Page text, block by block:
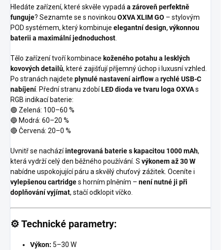
Hledáte zařízení, které skvěle vypadá a zároveň perfektně
funguje? Seznamte se s novinkou OXVA XLIM GO – stylovým
POD systémem, který kombinuje elegantní design, výkonnou
baterii a maximální jednoduchost
Tělo zařízení tvoří kombinace koženého potahu a lesklých
kovových detailů, které zajišťují příjemný úchop i luxusní vzhled.
Po stranách najdete plynulé nastavení airflowa rychlé USB-C
nabíjení. Přední stranu zdobíLED dioda ve tvaru loga OXVAs
RGB indikací baterie:
🟢 Zelená: 100–60 %
🔵 Modrá: 60–20 %
🔴 Červená: 20–0 %
Uvnitř se nacházíintegrovaná baterie s kapacitou 1000 mAh,
která vydrží celý den běžného používání. S výkonem až 30 W
nabídne uspokojující páru a skvělý chuťový zážitek. Oceníte i
vylepšenou cartridges horním plněním – není nutné ji při
doplňování vyjímat, stačí odklopit víčko.
⚙️ Technické parametry:
Výkon: 5–30 W